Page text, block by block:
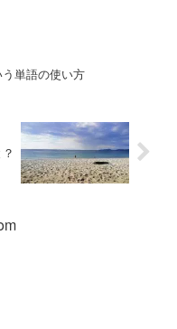
う単語の使い方